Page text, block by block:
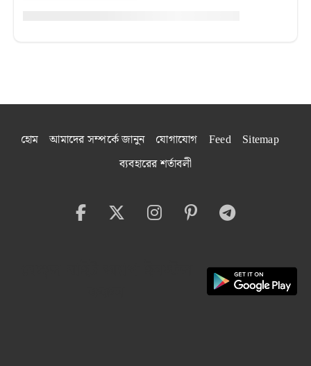
হোম আমাদের সম্পর্কে জানুন যোগাযোগ Feed
Sitemap
ব্যবহারের শর্তাবলী